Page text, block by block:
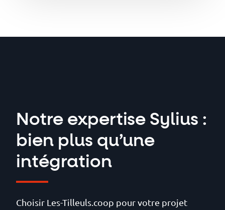
Notre expertise Sylius :
bien plus qu’une
intégration
Choisir Les-Tilleuls.coop pour votre projet